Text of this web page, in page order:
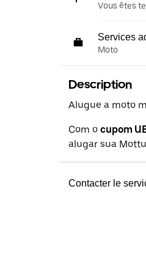
Vous êtes
Services
Moto
Description
Alugue a moto
Com o cupom
alugar sua
Contacter le